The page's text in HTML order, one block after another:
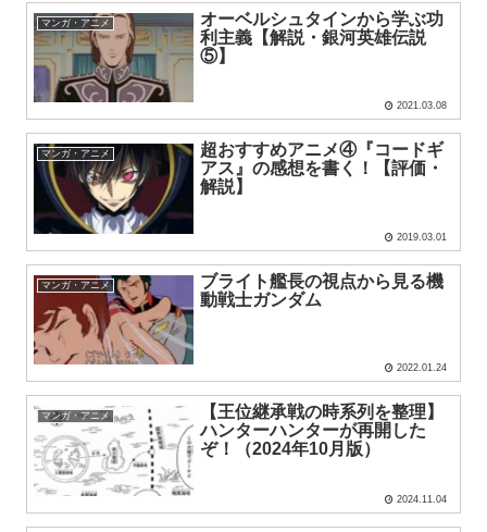
マンガ・アニメ
オーベルシュタインから学ぶ功
利主義【解説・銀河英雄伝説
⑤】
2021.03.08
マンガ・アニメ
超おすすめアニメ④『コードギ
アス』の感想を書く！【評価・
解説】
2019.03.01
マンガ・アニメ
ブライト艦長の視点から見る機
動戦士ガンダム
2022.01.24
マンガ・アニメ
【王位継承戦の時系列を整理】
ハンターハンターが再開した
ぞ！（2024年10月版）
2024.11.04